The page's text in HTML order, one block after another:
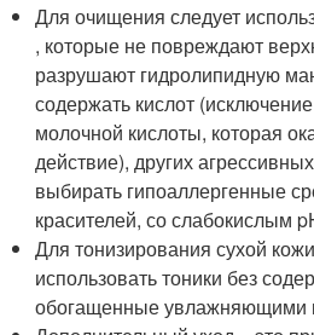
Для очищения следует
, которые не повреждают
разрушают гидролипидную
содержать кислот
молочной кислоты, которая
действие), других
выбирать гипоаллергенные
красителей, со слабокислым
Для тонизирования сухой
использовать тоники без
обогащенные увлажняющими